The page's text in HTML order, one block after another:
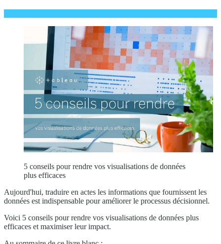
5 conseils pour rendre vos visualisations de données
plus efficaces
Aujourd'hui, traduire en actes les informations que fournissent les
données est indispensable pour améliorer le processus décisionnel.
Voici 5 conseils pour rendre vos visualisations de données plus
efficaces et maximiser leur impact.